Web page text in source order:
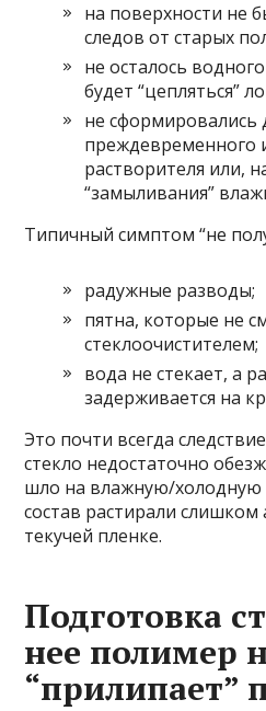
на поверхности не
следов от старых
не осталось
будет “цепляться”
не сформировались
преждевременного
растворителя или,
“замыливания”
Типичный симптом “не
радужные разводы;
пятна, которые не
стеклоочистителем;
вода не стекает, а
задерживается на
Это почти всегда
стекло недостаточно
шло на влажную/холодную
состав растирали
текучей пленке.
Подготовка
нее полимер
“прилипает”